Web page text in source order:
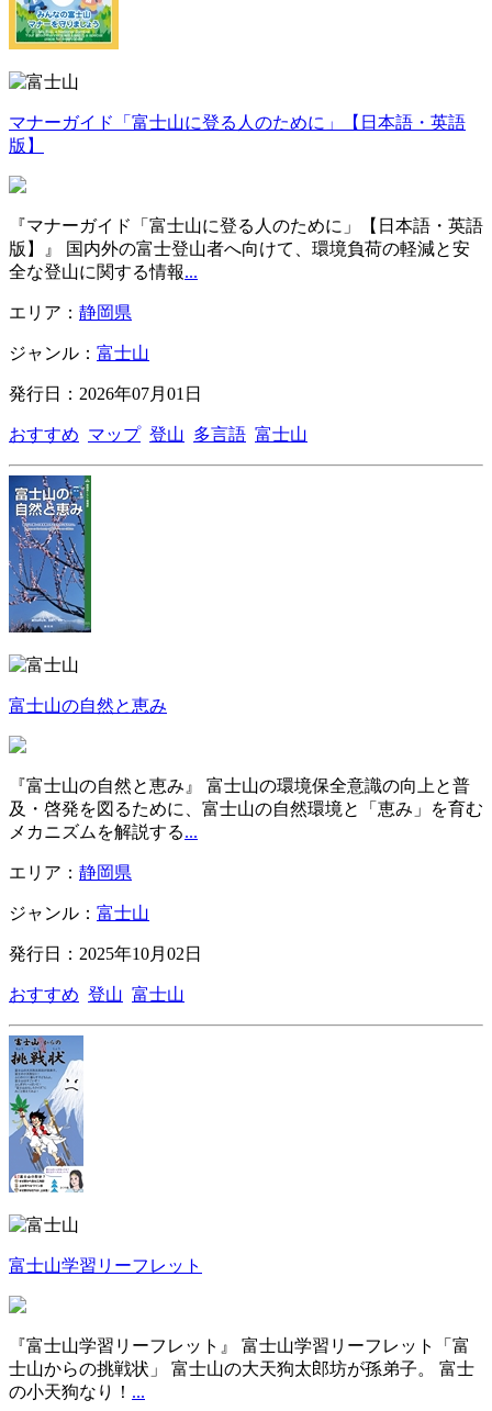
マナーガイド「富士山に登る人のために」【日本語・英語
版】
『マナーガイド「富士山に登る人のために」【日本語・英語
版】』 国内外の富士登山者へ向けて、環境負荷の軽減と安
全な登山に関する情報...
エリア： 静岡県
ジャンル： 富士山
発行日：2026年07月01日
おすすめ マップ 登山 多言語 富士山
富士山の自然と恵み
『富士山の自然と恵み』 富士山の環境保全意識の向上と普
及・啓発を図るために、富士山の自然環境と「恵み」を育む
メカニズムを解説する...
エリア： 静岡県
ジャンル： 富士山
発行日：2025年10月02日
おすすめ 登山 富士山
富士山学習リーフレット
『富士山学習リーフレット』 富士山学習リーフレット「富
士山からの挑戦状」 富士山の大天狗太郎坊が孫弟子。 富士
の小天狗なり！ ...